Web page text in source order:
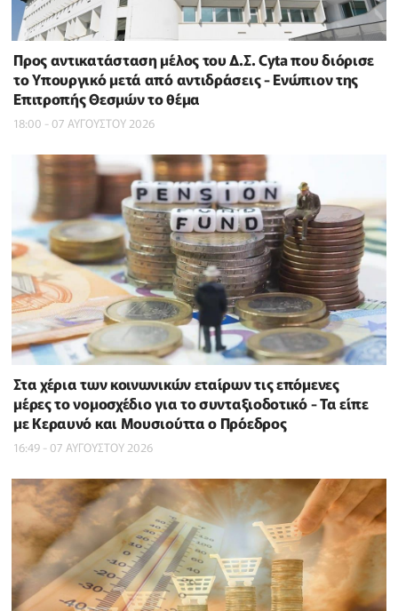
Προς αντικατάσταση μέλος του Δ.Σ. Cyta που διόρισε
το Υπουργικό μετά από αντιδράσεις - Ενώπιον της
Επιτροπής Θεσμών το θέμα
18:00 - 07 ΑΥΓΟΥΣΤΟΥ 2026
Στα χέρια των κοινωνικών εταίρων τις επόμενες
μέρες το νομοσχέδιο για το συνταξιοδοτικό - Τα είπε
με Κεραυνό και Μουσιούττα ο Πρόεδρος
16:49 - 07 ΑΥΓΟΥΣΤΟΥ 2026